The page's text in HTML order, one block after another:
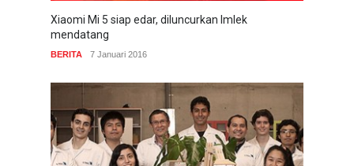
Xiaomi Mi 5 siap edar, diluncurkan Imlek
mendatang
BERITA 7 Januari 2016